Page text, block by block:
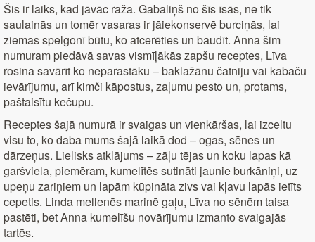
Šis ir laiks, kad jāvāc raža. Gabaliņš no šīs īsās, ne tik
saulainās un tomēr vasaras ir jāiekonservē burciņās, lai
ziemas spelgonī būtu, ko atcerēties un baudīt. Anna šim
numuram piedāvā savas vismīļākās zapšu receptes, Līva
rosina savārīt ko neparastāku – baklažānu čatniju vai kabaču
ievārījumu, arī kimči kāpostus, zaļumu pesto un, protams,
paštaisītu kečupu.
Receptes šajā numurā ir svaigas un vienkāršas, lai izceltu
visu to, ko daba mums šajā laikā dod – ogas, sēnes un
dārzeņus. Lielisks atklājums – zāļu tējas un koku lapas kā
garšviela, piemēram, kumelītēs sutināti jaunie burkāniņi, uz
upeņu zariņiem un lapām kūpināta zivs vai kļavu lapās ietīts
cepetis. Linda mellenēs marinē gaļu, Līva no sēnēm taisa
pastēti, bet Anna kumelīšu novārījumu izmanto svaigajās
tartēs.